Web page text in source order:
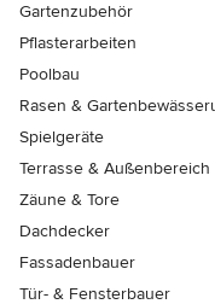
Gartenzubehör
Pflasterarbeiten
Poolbau
Rasen &
Spielgeräte
Terrasse & Außenbereich
Zäune & Tore
Dachdecker
Fassadenbauer
Tür- & Fensterbauer